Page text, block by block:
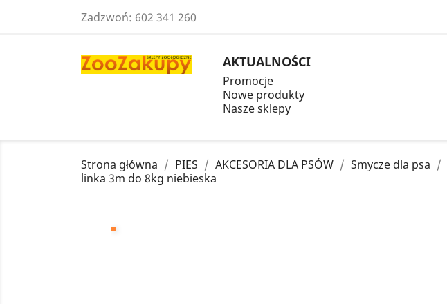
Zadzwoń: 602 341 260
AKTUALNOŚCI
Promocje
Nowe produkty
Nasze sklepy
Strona główna PIES AKCESORIA DLA PSÓW Smycze dla psa
linka 3m do 8kg niebieska